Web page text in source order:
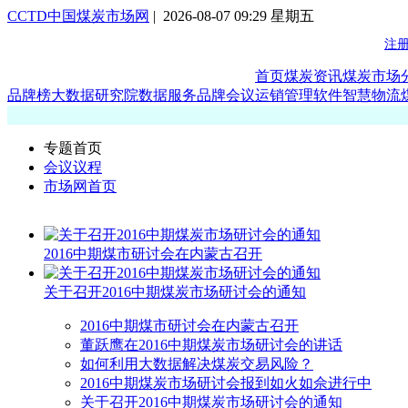
CCTD中国煤炭市场网 | 2026-08-07 09:29 星期五
首页煤炭资讯煤炭市场
品牌榜大数据研究院数据服务品牌会议运销管理软件智慧物流
专题首页
会议议程
市场网首页
2016中期煤市研讨会在内蒙古召开
关于召开2016中期煤炭市场研讨会的通知
2016中期煤市研讨会在内蒙古召开
董跃鹰在2016中期煤炭市场研讨会的讲话
如何利用大数据解决煤炭交易风险？
2016中期煤炭市场研讨会报到如火如佘进行中
关于召开2016中期煤炭市场研讨会的通知